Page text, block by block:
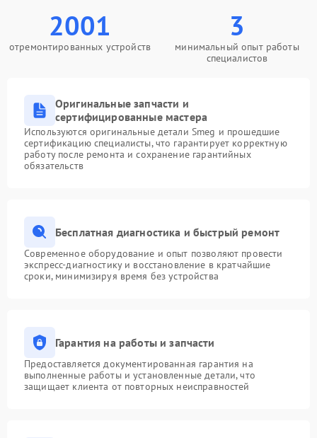
2001
отремонтированных устройств
3
минимальный опыт работы
специалистов
Оригинальные запчасти и
сертифицированные мастера
Используются оригинальные детали Smeg и прошедшие
сертификацию специалисты, что гарантирует корректную
работу после ремонта и сохранение гарантийных
обязательств
Бесплатная диагностика и быстрый ремонт
Современное оборудование и опыт позволяют провести
экспресс-диагностику и восстановление в кратчайшие
сроки, минимизируя время без устройства
Гарантия на работы и запчасти
Предоставляется документированная гарантия на
выполненные работы и установленные детали, что
защищает клиента от повторных неисправностей